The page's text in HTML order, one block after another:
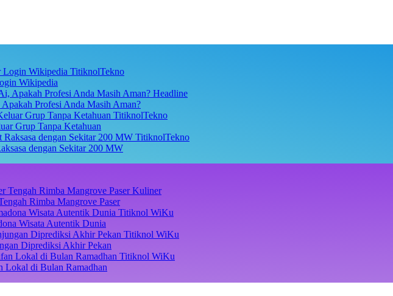
TitiknolTekno
Wikipedia
Headline
Profesi Anda Masih Aman?
TitiknolTekno
Grup Tanpa Ketahuan
TitiknolTekno
dengan Sekitar 200 MW
Kuliner
Rimba Mangrove Paser
Titiknol WiKu
Wisata Autentik Dunia
Titiknol WiKu
Diprediksi Akhir Pekan
Titiknol WiKu
Lokal di Bulan Ramadhan